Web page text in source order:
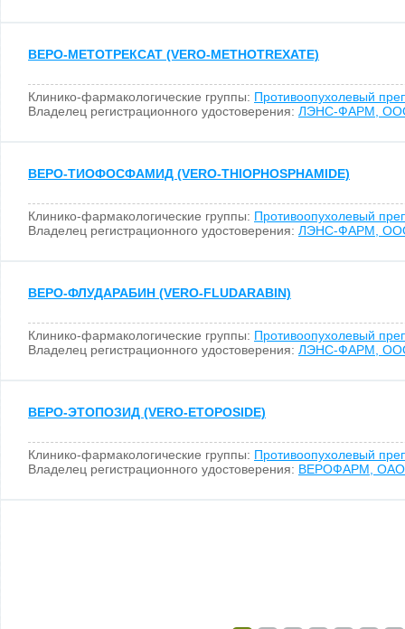
ВЕРО-МЕТОТРЕКСАТ (VERO-METHOTREXATE)
Клинико-фармакологические группы: Противоопухолевый
Владелец регистрационного удостоверения: ЛЭНС-ФАРМ,
ВЕРО-ТИОФОСФАМИД (VERO-THIOPHOSPHAMIDE)
Клинико-фармакологические группы: Противоопухолевый
Владелец регистрационного удостоверения: ЛЭНС-ФАРМ,
ВЕРО-ФЛУДАРАБИН (VERO-FLUDARABIN)
Клинико-фармакологические группы: Противоопухолевый
Владелец регистрационного удостоверения: ЛЭНС-ФАРМ,
ВЕРО-ЭТОПОЗИД (VERO-ETOPOSIDE)
Клинико-фармакологические группы: Противоопухолевый
Владелец регистрационного удостоверения: ВЕРОФАРМ, ОАО